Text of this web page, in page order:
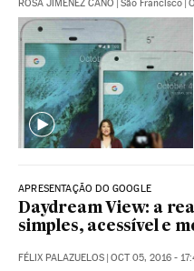
ROSA JIMÉNEZ CANO São Francisco
APRESENTAÇÃO DO GOOGLE
Daydream View: a
simples, acessível e
FÉLIX PALAZUELOS OCT 05, 2016 -